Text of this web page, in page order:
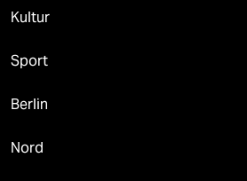
Kultur
Sport
Berlin
Nord